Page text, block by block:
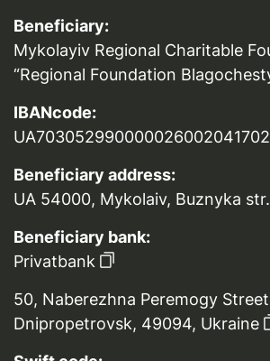
Beneficiary:
Mykolayiv Regional Charitable
“Regional Foundation
IBANcode:
Beneficiary address:
UA 54000, Mykolaiv, Buznyka str.
Beneficiary bank:
Privatbank
50, Naberezhna Peremogy
Dnipropetrovsk, 49094, Ukraine